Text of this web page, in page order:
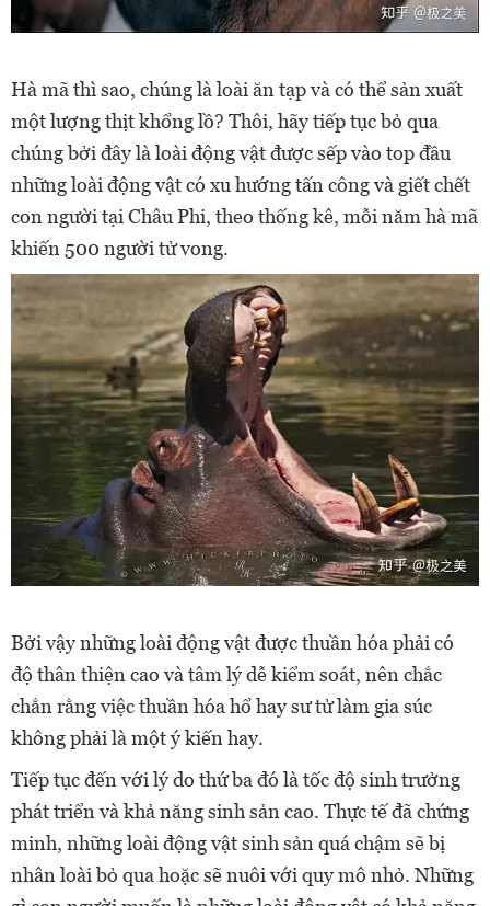
Hà mã thì sao, chúng là loài ăn tạp và có thể sản xuất
một lượng thịt khổng lồ? Thôi, hãy tiếp tục bỏ qua
chúng bởi đây là loài động vật được sếp vào top đầu
những loài động vật có xu hướng tấn công và giết chết
con người tại Châu Phi, theo thống kê, mỗi năm hà mã
khiến 500 người tử vong.
Bởi vậy những loài động vật được thuần hóa phải có
độ thân thiện cao và tâm lý dễ kiểm soát, nên chắc
chắn rằng việc thuần hóa hổ hay sư tử làm gia súc
không phải là một ý kiến hay.
Tiếp tục đến với lý do thứ ba đó là tốc độ sinh trưởng
phát triển và khả năng sinh sản cao. Thực tế đã chứng
minh, những loài động vật sinh sản quá chậm sẽ bị
nhân loài bỏ qua hoặc sẽ nuôi với quy mô nhỏ. Những